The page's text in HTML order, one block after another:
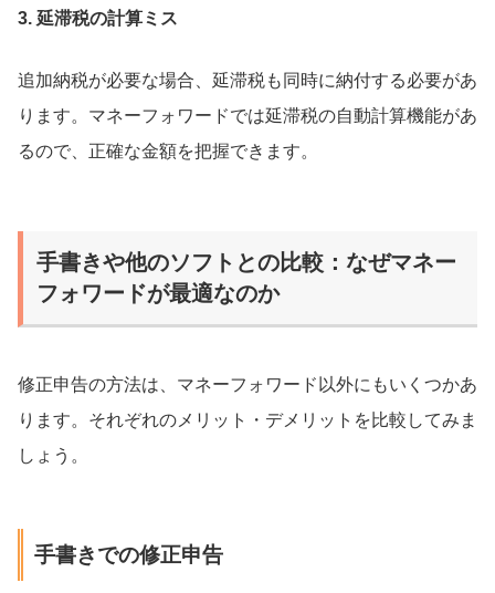
3. 延滞税の計算ミス
追加納税が必要な場合、延滞税も同時に納付する必要があ
ります。マネーフォワードでは延滞税の自動計算機能があ
るので、正確な金額を把握できます。
手書きや他のソフトとの比較：なぜマネー
フォワードが最適なのか
修正申告の方法は、マネーフォワード以外にもいくつかあ
ります。それぞれのメリット・デメリットを比較してみま
しょう。
手書きでの修正申告